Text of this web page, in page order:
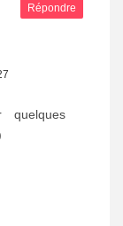
Répondre
quelques